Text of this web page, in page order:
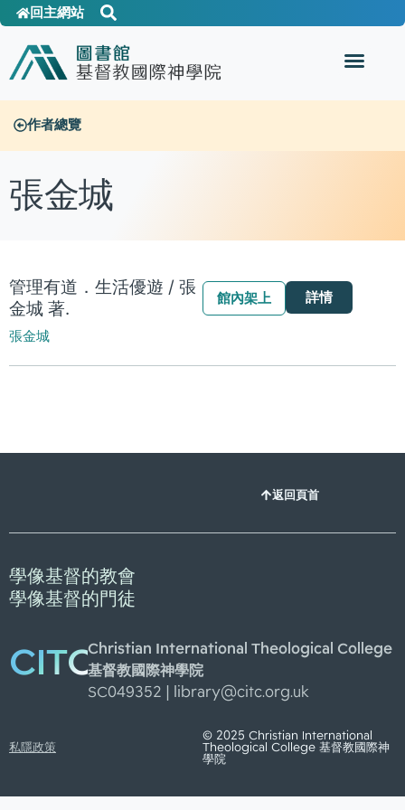
回主網站
作者總覽
張金城
管理有道．生活優遊 / 張
金城 著.
張金城
館內架上 詳情
返回頁首
學像基督的教會
學像基督的門徒
CITCChristian International Theological College
基督教國際神學院
SC049352 |
library@citc.org.uk
私隱政策
© 2025 Christian International
Theological College 基督教國際神
學院